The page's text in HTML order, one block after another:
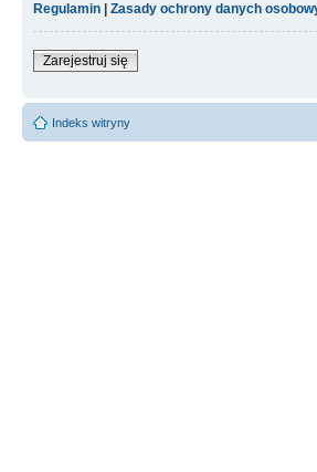
Regulamin
Zasady ochrony danych
Zarejestruj się
Indeks witryny